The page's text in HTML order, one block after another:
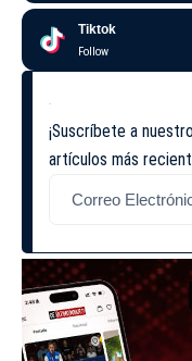
Tiktok
Follow
¡Suscríbete a
artículos más